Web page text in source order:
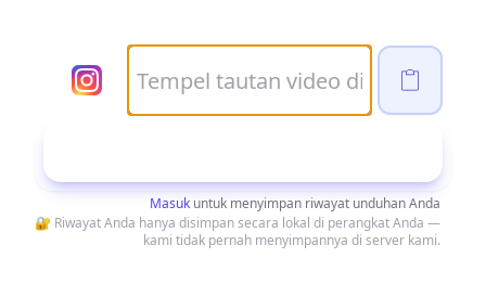
Masuk untuk menyimpan riwayat unduhan Anda
🔐 Riwayat Anda hanya disimpan secara lokal di perangkat Anda —
kami tidak pernah menyimpannya di server kami.